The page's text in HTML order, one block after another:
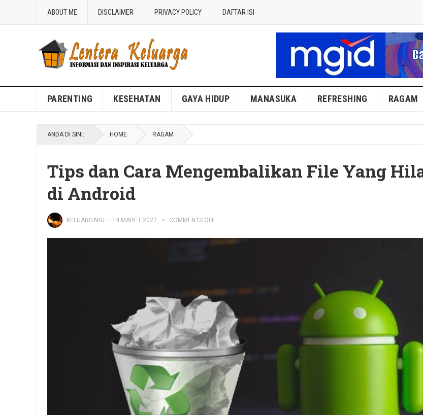
ABOUT ME DISCLAIMER PRIVACY POLICY DAFTAR ISI
Blog Lentera Keluarga
PARENTING KESEHATAN GAYA HIDUP MANASUKA REFRESHING RAGAM
ANDA DI SINI: HOME RAGAM
Tips dan Cara Mengembalikan File Yang
di Android
KELUARGAKU — 14 MARET 2022 COMMENTS OFF